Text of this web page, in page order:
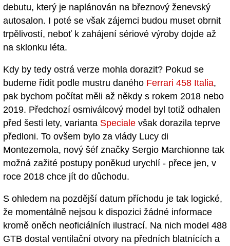
debutu, který je naplánován na březnový ženevský
autosalon. I poté se však zájemci budou muset obrnit
trpělivostí, neboť k zahájení sériové výroby dojde až
na sklonku léta.
Kdy by tedy ostrá verze mohla dorazit? Pokud se
budeme řídit podle mustru daného Ferrari 458 Italia,
pak bychom počítat měli až někdy s rokem 2018 nebo
2019. Předchozí osmiválcový model byl totiž odhalen
před šesti lety, varianta Speciale však dorazila teprve
předloni. To ovšem bylo za vlády Lucy di
Montezemola, nový šéf značky Sergio Marchionne tak
možná zažité postupy poněkud urychlí - přece jen, v
roce 2018 chce jít do důchodu.
S ohledem na pozdější datum příchodu je tak logické,
že momentálně nejsou k dispozici žádné informace
kromě oněch neoficiálních ilustrací. Na nich model 488
GTB dostal ventilační otvory na předních blatnících a